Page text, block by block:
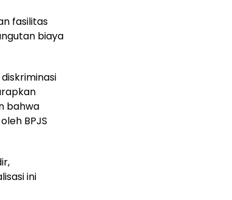
fasilitas
biaya
bahwa
BPJS
ini